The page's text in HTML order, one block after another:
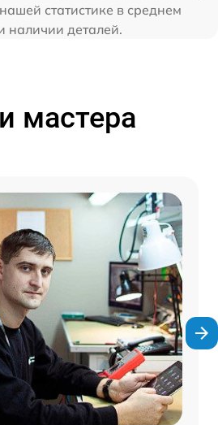
статистике в среднем
наличии деталей.
мастера